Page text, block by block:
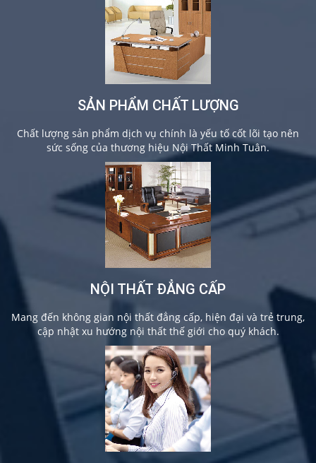
SẢN PHẨM CHẤT LƯỢNG
Chất lượng sản phẩm dịch vụ chính là yếu tố cốt lõi tạo nên
sức sống của thương hiệu Nội Thất Minh Tuân.
NỘI THẤT ĐẲNG CẤP
Mang đến không gian nội thất đẳng cấp, hiện đại và trẻ trung,
cập nhật xu hướng nội thất thế giới cho quý khách.